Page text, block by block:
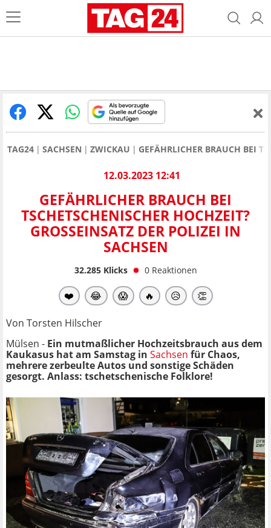
TAG24 SACHSEN ZWICKAU GEFÄHRLICHER BRAUCH BEI
12.03.2023 12:41
GEFÄHRLICHER BRAUCH BEI
TSCHETSCHENISCHER HOCHZEIT?
GROSSEINSATZ DER POLIZEI IN S
ACHSEN
32.285Klicks 0 Reaktionen
❤️ 😂 😱 🔥 😥 👏
Von Torsten Hilscher
Mülsen - Ein mutmaßlicher Hochzeitsbrauch aus dem
Kaukasus hat am Samstag in Sachsen für Chaos,
mehrere zerbeulte Autos und sonstige Schäden
gesorgt. Anlass: tschetschenische Folklore!